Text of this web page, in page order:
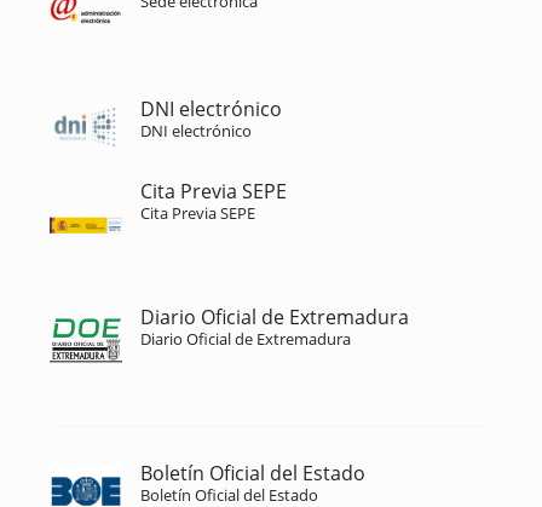
DNI electrónico
DNI electrónico
Cita Previa SEPE
Cita Previa SEPE
Diario Oficial de Extremadura
Diario Oficial de Extremadura
Boletín Oficial del Estado
Boletín Oficial del Estado